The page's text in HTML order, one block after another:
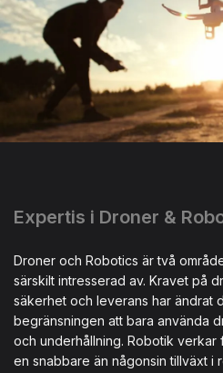
Expertis i Droner &
Droner och Robotics är två
särskilt intresserad av. Kravet på
säkerhet och leverans har ändrat
begränsningen att bara använda
och underhållning. Robotik verkar
en snabbare än någonsin tillväxt